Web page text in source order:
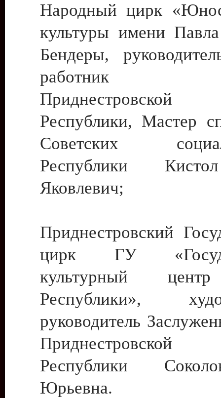
Народный цирк
культуры имени
Бендеры,
работник
Приднестровской
Республики, Мастер
Советских
Республики
Яковлевич;
Приднестровский
цирк ГУ
культурный
Республики»,
руководитель
Приднестровской
Республики
Юрьевна.